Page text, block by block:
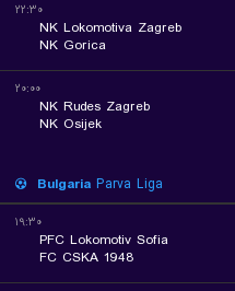
۲۲:۳۰
NK Lokomotiva Zagreb
NK Gorica
۲۰:۰۰
NK Rudes Zagreb
NK Osijek
Bulgaria Parva Liga
۱۹:۳۰
PFC Lokomotiv Sofia
FC CSKA 1948